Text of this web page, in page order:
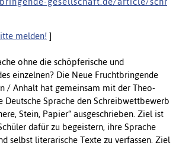
melden! ]
ohne die schöpferische und
einzelnen? Die Neue Fruchtbringende
/ Anhalt hat gemeinsam mit der Theo-
Deutsche Sprache den Schreibwettbewerb
Stein, Papier“ ausgeschrieben. Ziel ist
dafür zu begeistern, ihre Sprache
selbst literarische Texte zu verfassen. Ziel